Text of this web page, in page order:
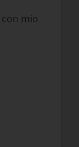
mio